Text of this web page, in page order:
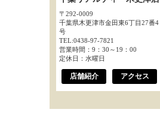
〒292-0009
千葉県木更津市金田東6丁目27番4
号
TEL:0438-97-7821
営業時間：9：30～19：00
定休日：水曜日
店舗紹介 アクセス